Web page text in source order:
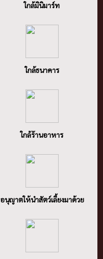
ใกล้มินิมาร์ท
ใกล้ธนาคาร
ใกล้ร้านอาหาร
อนุญาตให้นำสัตว์เลี้ยงมาด้วย